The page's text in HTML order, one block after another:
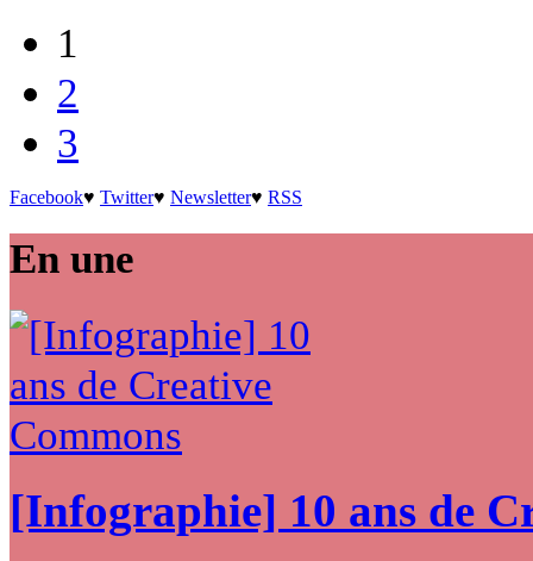
1
2
3
Facebook♥ Twitter♥ Newsletter♥ RSS
En une
[Infographie] 10 ans de